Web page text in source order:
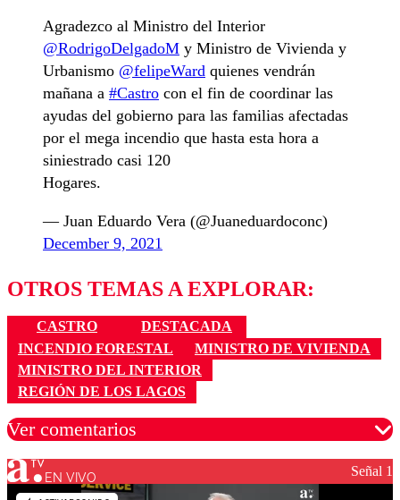
Agradezco al Ministro del Interior
@RodrigoDelgadoM y Ministro de Vivienda y
Urbanismo @felipeWard quienes vendrán
mañana a #Castro con el fin de coordinar las
ayudas del gobierno para las familias afectadas
por el mega incendio que hasta esta hora a
siniestrado casi 120
Hogares.
— Juan Eduardo Vera (@Juaneduardoconc)
December 9, 2021
OTROS TEMAS A EXPLORAR:
CASTRO
DESTACADA
INCENDIO FORESTAL
MINISTRO DE VIVIENDA
MINISTRO DEL INTERIOR
REGIÓN DE LOS LAGOS
Ver comentarios
Los comentarios son moderados para garantizar un
EN VIVO Señal 1